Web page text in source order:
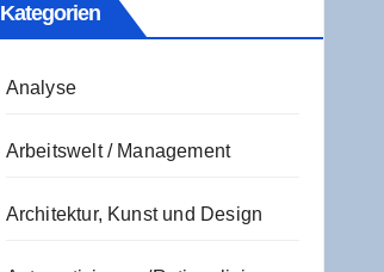
Kate­go­rien
Analyse
Arbeitswelt / Management
Architektur, Kunst und Design